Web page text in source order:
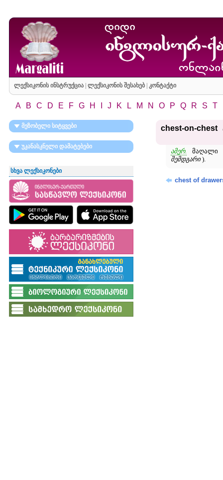
ლექსიკონის ინსტრუქცია| ლექსიკონის შესახებ| კონტაქტი
A B C D E F G H J K L M N O P Q R S T
მეზობელი სიტყვები
უკანასკნელი დამატებები
სხვა ლექსიკონები
chest-on-chest
ამერ. მაღალი
შემდგარი ).
chest of